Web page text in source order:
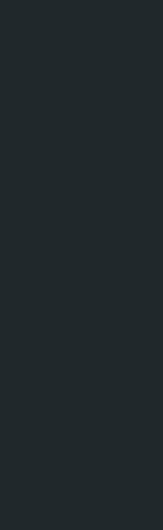
Вилла на
Департамент
Тайцы,
При покупке
иностранец,
являются личной
совместным
находится за
посольства. Если
судебное решение,
Компании с